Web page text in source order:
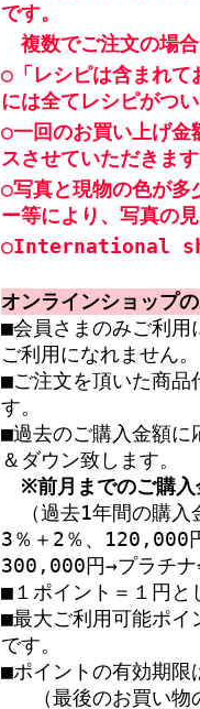
です。
複数でご注文の場
○「レシピは含まれて
には全てレシピがつ
○一回のお買い上げ
スさせていただきま
○写真と現物の色が多
ー等により、写真の
○International
オンラインショップ
■会員さまのみご利用
ご利用になれません。
■ご注文を頂いた商品
す。
■過去のご購入金額に
＆ダウン致します。
※前月までのご購
（過去1年間の購入
3％＋2％、120,000
300,000円→プラチナ
■１ポイント＝１円と
■最大ご利用可能ポイ
です。
■ポイントの有効期限
（最後のお買い物